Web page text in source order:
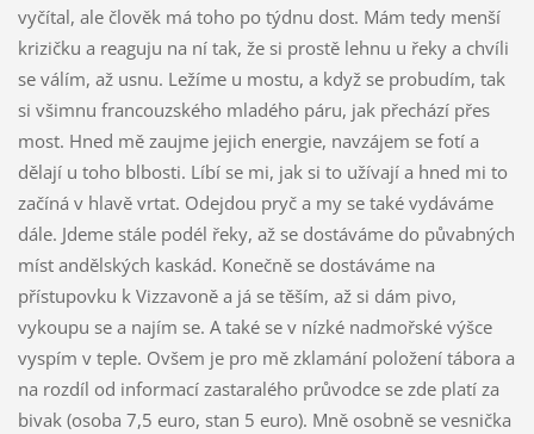
vyčítal, ale člověk má toho po týdnu dost. Mám tedy menší
krizičku a reaguju na ní tak, že si prostě lehnu u řeky a chvíli
se válím, až usnu. Ležíme u mostu, a když se probudím, tak
si všimnu francouzského mladého páru, jak přechází přes
most. Hned mě zaujme jejich energie, navzájem se fotí a
dělají u toho blbosti. Líbí se mi, jak si to užívají a hned mi to
začíná v hlavě vrtat. Odejdou pryč a my se také vydáváme
dále. Jdeme stále podél řeky, až se dostáváme do půvabných
míst andělských kaskád. Konečně se dostáváme na
přístupovku k Vizzavoně a já se těším, až si dám pivo,
vykoupu se a najím se. A také se v nízké nadmořské výšce
vyspím v teple. Ovšem je pro mě zklamání položení tábora a
na rozdíl od informací zastaralého průvodce se zde platí za
bivak (osoba 7,5 euro, stan 5 euro). Mně osobně se vesnička